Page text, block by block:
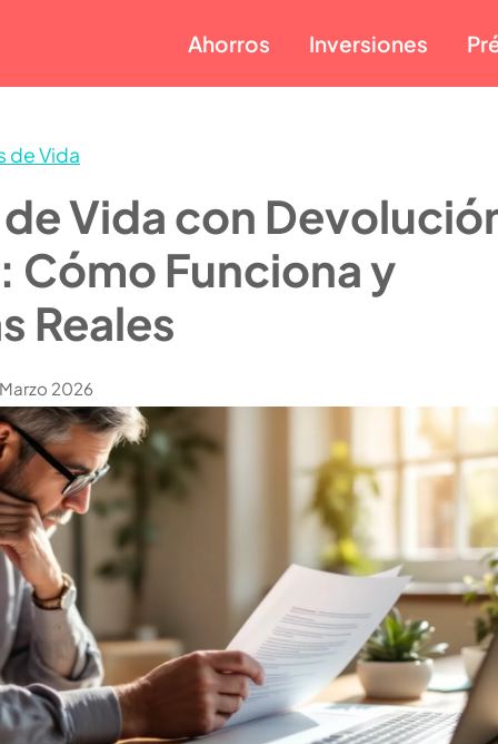
Ahorros Inversiones
de Vida
Vida con
Cómo Funciona y
Reales
2026